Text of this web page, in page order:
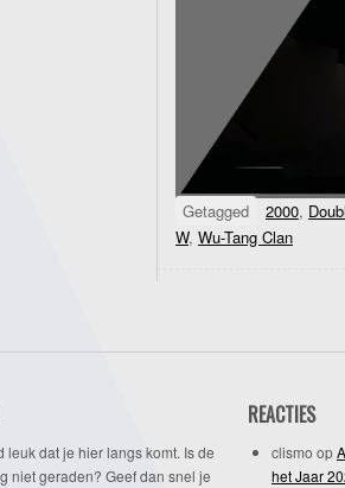
Getagged 2000,
W, Wu-Tang Clan
leuk dat je hier langs komt. Is de
niet geraden? Geef dan snel je
REACTIES
clismo op
het Jaar